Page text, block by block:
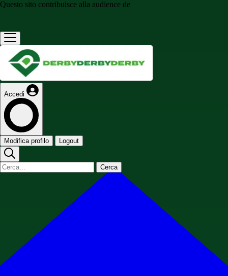
Questo sito contribuisce alla audience de
Accedi
Modifica profilo Logout
Cerca